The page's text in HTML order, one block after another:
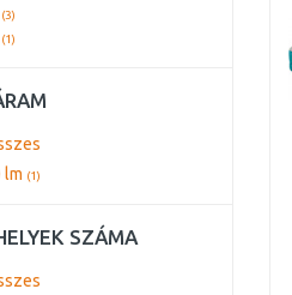
(3)
(1)
lm (1)
SZÁMA